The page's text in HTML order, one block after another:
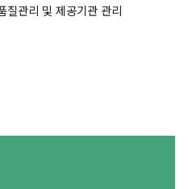
질관리 및 제공기관 관리